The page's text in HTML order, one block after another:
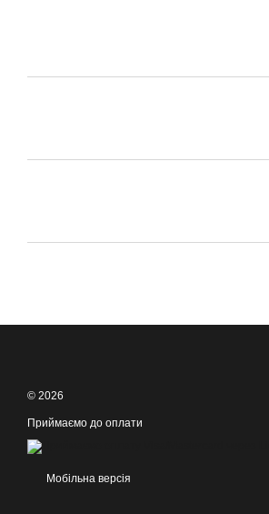
© 2026
Приймаємо до оплати
Мобільна версія